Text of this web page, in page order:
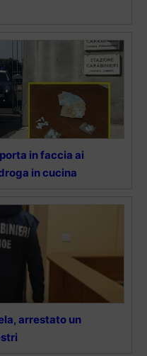
in faccia ai
in cucina
arrestato un